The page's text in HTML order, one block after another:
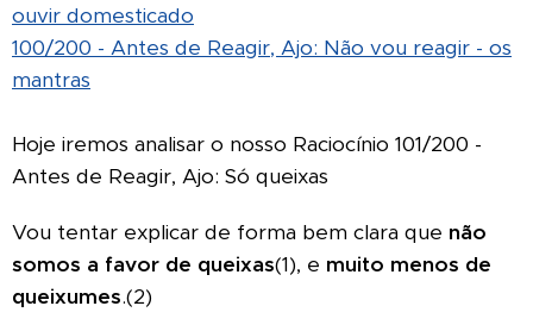
ouvir domesticado
100/200 - Antes de Reagir, Ajo: Não vou reagir - os
mantras
Hoje iremos analisar o nosso Raciocínio 101/200 -
Antes de Reagir, Ajo: Só queixas
Vou tentar explicar de forma bem clara que não
somos a favor de queixas(1), e muito menos de
queixumes.(2)